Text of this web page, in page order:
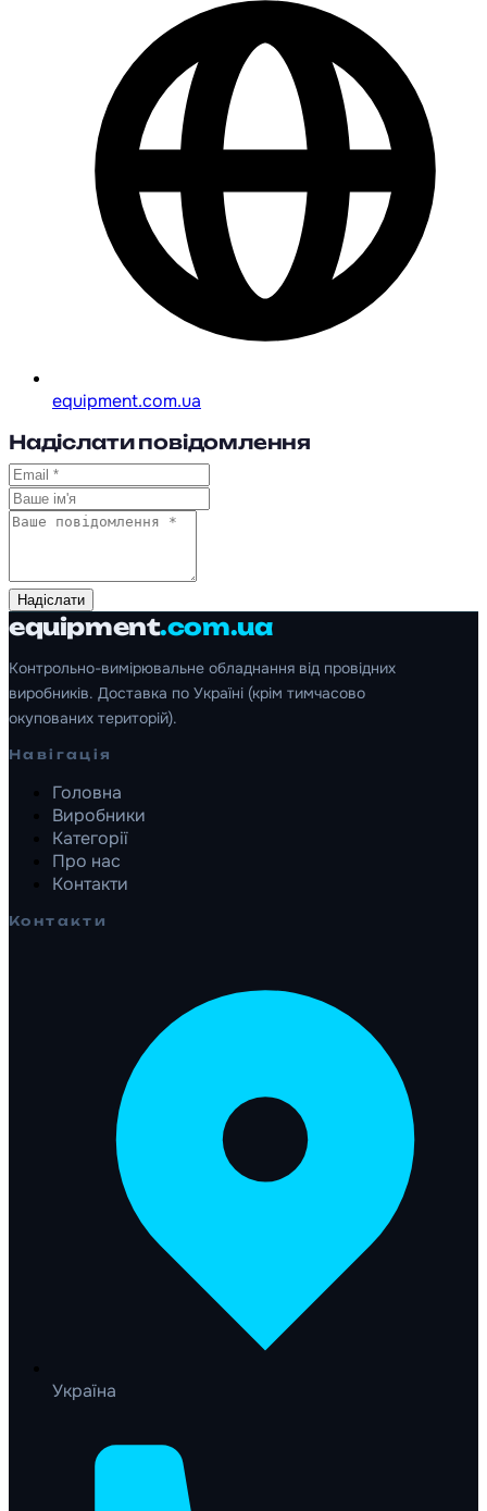
equipment.com.ua
Надіслати повідомлення
Надіслати
equipment.com.ua
Контрольно-вимірювальне обладнання від провідних
виробників. Доставка по Україні (крім тимчасово
окупованих територій).
Навігація
Головна
Виробники
Категорії
Про нас
Контакти
Контакти
Україна